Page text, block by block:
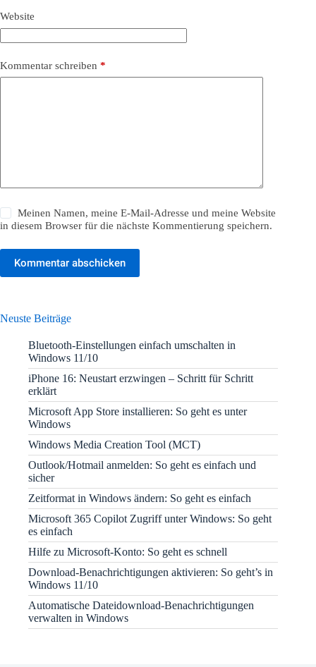
Website
Kommentar schreiben *
Meinen Namen, meine E-Mail-Adresse und meine Website
in diesem Browser für die nächste Kommentierung speichern.
Kommentar abschicken
Neuste Beiträge
Bluetooth-Einstellungen einfach umschalten in
Windows 11/10
iPhone 16: Neustart erzwingen – Schritt für Schritt
erklärt
Microsoft App Store installieren: So geht es unter
Windows
Windows Media Creation Tool (MCT)
Outlook/Hotmail anmelden: So geht es einfach und
sicher
Zeitformat in Windows ändern: So geht es einfach
Microsoft 365 Copilot Zugriff unter Windows: So geht
es einfach
Hilfe zu Microsoft-Konto: So geht es schnell
Download-Benachrichtigungen aktivieren: So geht’s in
Windows 11/10
Automatische Dateidownload-Benachrichtigungen
verwalten in Windows